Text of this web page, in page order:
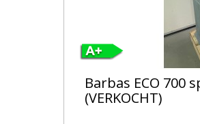
Barbas ECO 700
(VERKOCHT)